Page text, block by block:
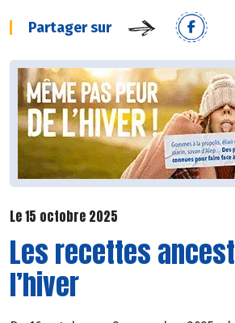
Partager sur
Le 15 octobre 2025
Les recettes
l’hiver